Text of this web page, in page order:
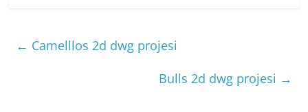
← Camelllos 2d dwg projesi
Bulls 2d dwg projesi →